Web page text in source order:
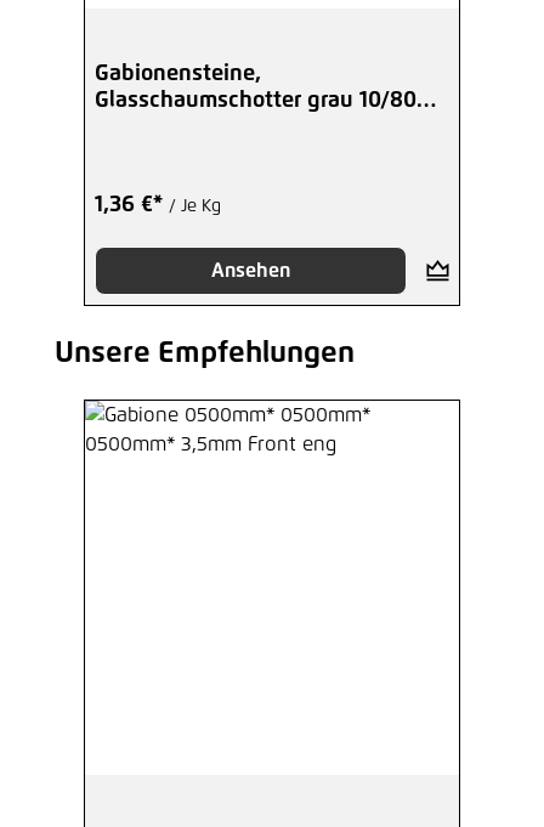
Gabionensteine,
Glasschaumschotter grau 10/80
1,36 €* / Je Kg
Ansehen
Produktgalerie überspringen
Unsere Empfehlungen